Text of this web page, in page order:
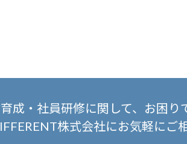
成・社員研修に関して、
お困り
株式会社にお気軽にご